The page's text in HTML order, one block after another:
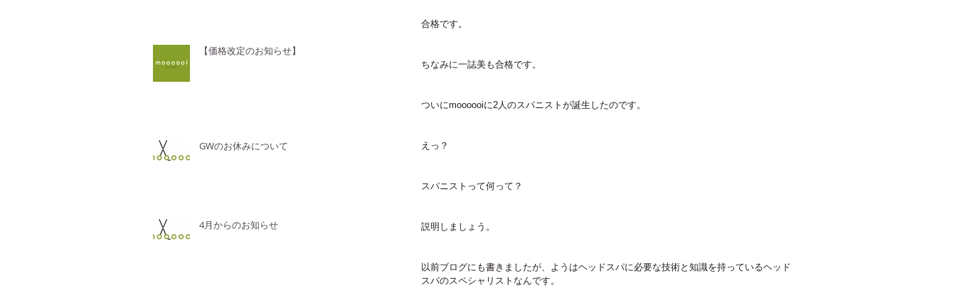
【価格改定のお知らせ】
GWのお休みについて
4月からのお知らせ
合格です。
ちなみに一誌美も合格です。
ついにmoooooiに2人のスパニストが誕生したのです。
えっ？
スパニストって何って？
説明しましょう。
以前ブログにも書きましたが、ようはヘッドスパに必要な技術と知識を持っているヘッド
スパのスペシャリストなんです。